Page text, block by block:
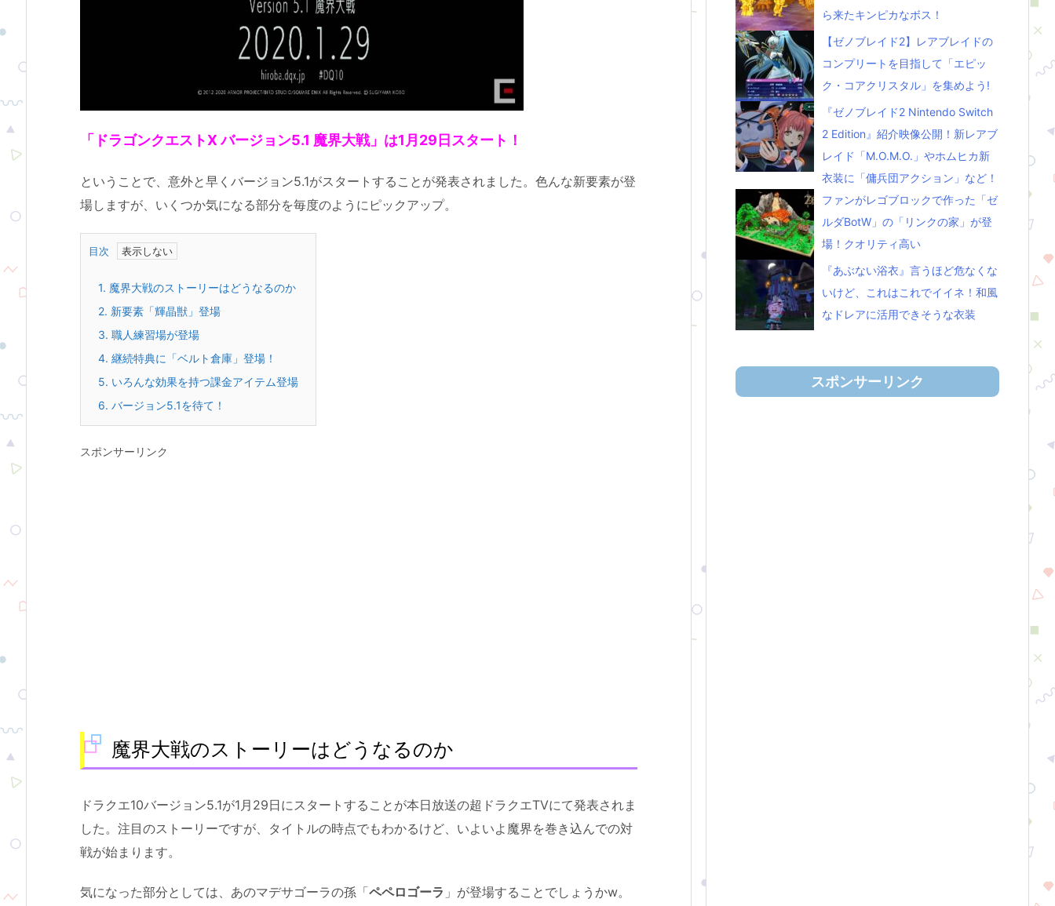
「ドラゴンクエストX バージョン5.1 魔界大戦」は1月29日スタート！
ということで、意外と早くバージョン5.1がスタートすることが発表されました。色んな新要素が登
場しますが、いくつか気になる部分を毎度のようにピックアップ。
目次
1. 魔界大戦のストーリーはどうなるのか
2. 新要素「輝晶獣」登場
3. 職人練習場が登場
4. 継続特典に「ベルト倉庫」登場！
5. いろんな効果を持つ課金アイテム登場
6. バージョン5.1を待て！
スポンサーリンク
魔界大戦のストーリーはどうなるのか
ドラクエ10バージョン5.1が1月29日にスタートすることが本日放送の超ドラクエTVにて発表されま
した。注目のストーリーですが、タイトルの時点でもわかるけど、いよいよ魔界を巻き込んでの対
戦が始まります。
気になった部分としては、あのマデサゴーラの孫「ペペロゴーラ 」が登場することでしょうかw。
ら来たキンピカなボス！
【ゼノブレイド2】レアブレイドの
コンプリートを目指して「エピッ
ク・コアクリスタル」を集めよう!
『ゼノブレイド2 Nintendo Switch
2 Edition』紹介映像公開！新レアブ
レイド「M.O.M.O.」やホムヒカ新
衣装に「傭兵団アクション」など！
ファンがレゴブロックで作った「ゼ
ルダBotW」の「リンクの家」が登
場！クオリティ高い
『あぶない浴衣』言うほど危なくな
いけど、これはこれでイイネ！和風
なドレアに活用できそうな衣装
スポンサーリンク